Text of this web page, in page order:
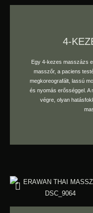
4-
Egy 4-kezes masszázs
masszőr, a paciens
megkoreografált, lassú
és nyomás erősséggel. A
végre, olyan